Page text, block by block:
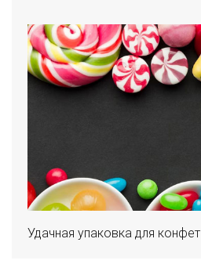
Удачная упаковка для конфет